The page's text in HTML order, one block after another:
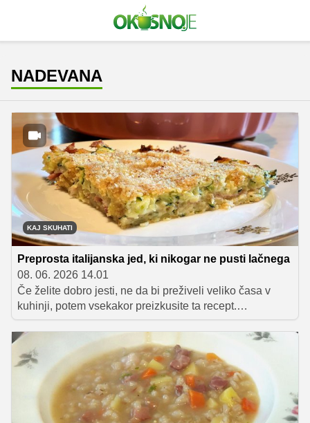
NADEVANA
KAJ SKUHATI
Preprosta italijanska jed, ki nikogar ne pusti lačnega
08. 06. 2026 14.01
Če želite dobro jesti, ne da bi preživeli veliko časa v
kuhinji, potem vsekakor preizkusite ta recept.
Potrebujete samo nekaj bučk, jajc, krompirja, suhega
mesa in sira, da ustvarite zelo okusno jed, s katero
boste navdušili vse družinske člane. Tudi tiste, ki se ob
omembi zelenjave navadno zmrdujejo.